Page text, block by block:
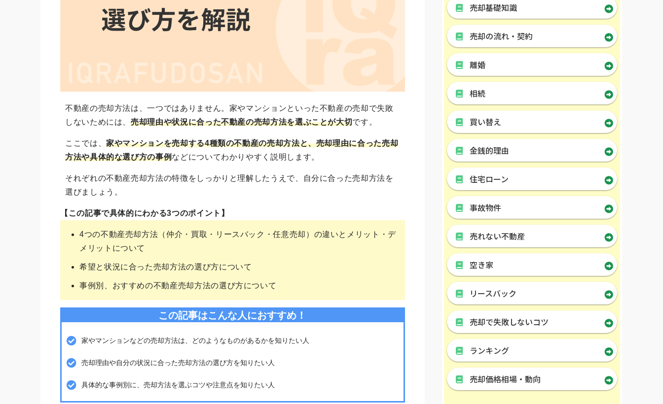
不動産の売却方法は、一つではありません。家やマンションといった不動産の売却で失敗
しないためには、売却理由や状況に合った不動産の売却方法を選ぶことが大切です。
ここでは、家やマンションを売却する4種類の不動産の売却方法と、売却理由に合った売却
方法や具体的な選び方の事例などについてわかりやすく説明します。
それぞれの不動産売却方法の特徴をしっかりと理解したうえで、自分に合った売却方法を
選びましょう。
【この記事で具体的にわかる3つのポイント】
4つの不動産売却方法（仲介・買取・リースバック・任意売却）の違いとメリット・デ
メリットについて
希望と状況に合った売却方法の選び方について
事例別、おすすめの不動産売却方法の選び方について
この記事はこんな人におすすめ！
家やマンションなどの売却方法は、どのようなものがあるかを知りたい人
売却理由や自分の状況に合った売却方法の選び方を知りたい人
具体的な事例別に、売却方法を選ぶコツや注意点を知りたい人
売却基礎知識
売却の流れ・契約
離婚
相続
買い替え
金銭的理由
住宅ローン
事故物件
売れない不動産
空き家
リースバック
売却で失敗しないコツ
ランキング
売却価格相場・動向